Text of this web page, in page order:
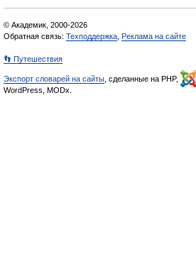
© Академик, 2000-2026
Обратная связь: Техподдержка Реклама на сайте
👣 Путешествия
Экспорт словарей на сайты , сделанные на PHP,
WordPress, MODx.